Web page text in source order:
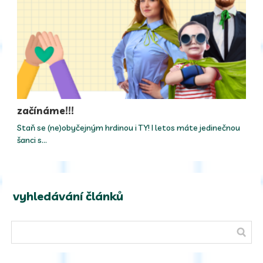
začínáme!!!
Staň se (ne)obyčejným hrdinou i TY! I letos máte jedinečnou
šanci s…
vyhledávání článků